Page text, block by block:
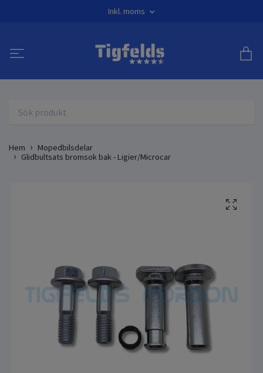
Inkl. moms
Hem
Mopedbilsdelar
Glidbultsats bromsok bak - Ligier/Microcar